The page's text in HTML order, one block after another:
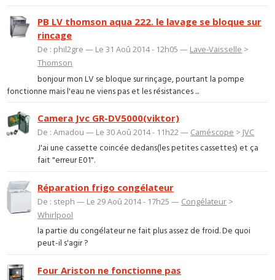
PB LV thomson aqua 222. le lavage se bloque sur
rincage
De : phil2gre — Le 31 Aoû 2014 - 12h05 — Lave-Vaisselle >
Thomson
bonjour mon LV se bloque sur rinçage, pourtant la pompe
fonctionne mais l'eau ne viens pas et les résistances ...
Camera Jvc GR-DV5000(viktor)
De : Amadou — Le 30 Aoû 2014 - 11h22 — Caméscope > JVC
J'ai une cassette coincée dedans(les petites cassettes) et ça
fait "erreur E01".
Réparation frigo congélateur
De : steph — Le 29 Aoû 2014 - 17h25 — Congélateur >
Whirlpool
la partie du congélateur ne fait plus assez de froid. De quoi
peut-il s'agir ?
Four Ariston ne fonctionne pas